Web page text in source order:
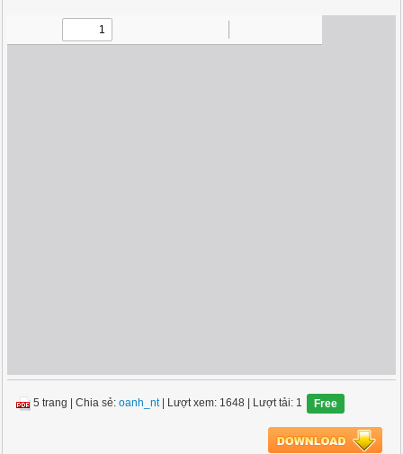
5 trang |Chia sẻ:oanh_nt| Lượt xem: 1648 | Lượt tải: 1 Free